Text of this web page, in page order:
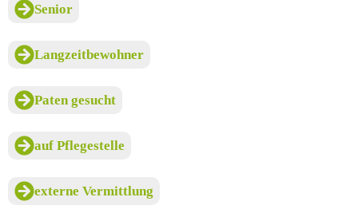
Senior
Langzeitbewohner
Paten gesucht
auf Pflegestelle
externe Vermittlung